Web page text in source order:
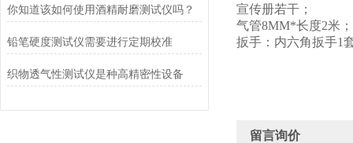
你知道该如何使用酒精耐磨测试仪吗？
铅笔硬度测试仪需要进行定期校准
织物透气性测试仪是种高精密性设备
宣传册若干；
气管8MM*长度2米；
扳手：内六角扳手1
留言询价